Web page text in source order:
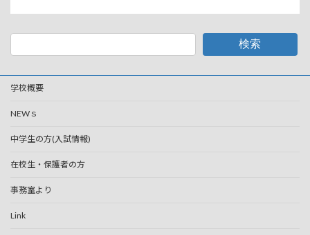
検索
学校概要
NEWｓ
中学生の方(入試情報)
在校生・保護者の方
事務室より
Link